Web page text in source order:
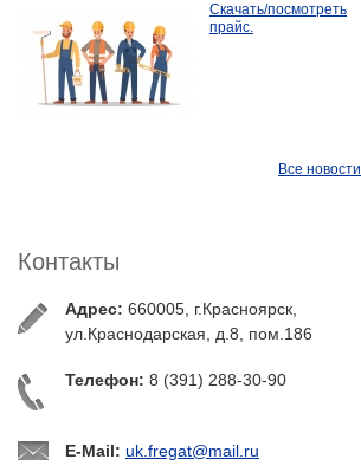
Скачать/посмотреть
прайс.
Все новости
Контакты
Адрес: 660005, г.Красноярск,
ул.Краснодарская, д.8, пом.186
Телефон: 8 (391) 288-30-90
E-Mail: uk.fregat@mail.ru